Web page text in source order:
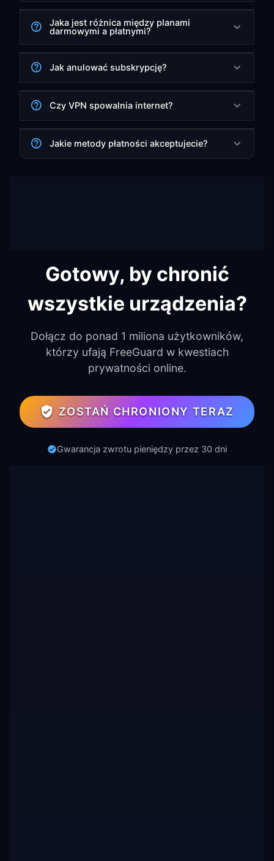
Jaka jest różnica między planami
darmowymi a płatnymi?
Jak anulować subskrypcję?
Czy VPN spowalnia internet?
Jakie metody płatności akceptujecie?
Gotowy, by chronić
wszystkie urządzenia?
Dołącz do ponad 1 miliona użytkowników,
którzy ufają FreeGuard w kwestiach
prywatności online.
ZOSTAŃ CHRONIONY TERAZ
Gwarancja zwrotu pieniędzy przez 30 dni